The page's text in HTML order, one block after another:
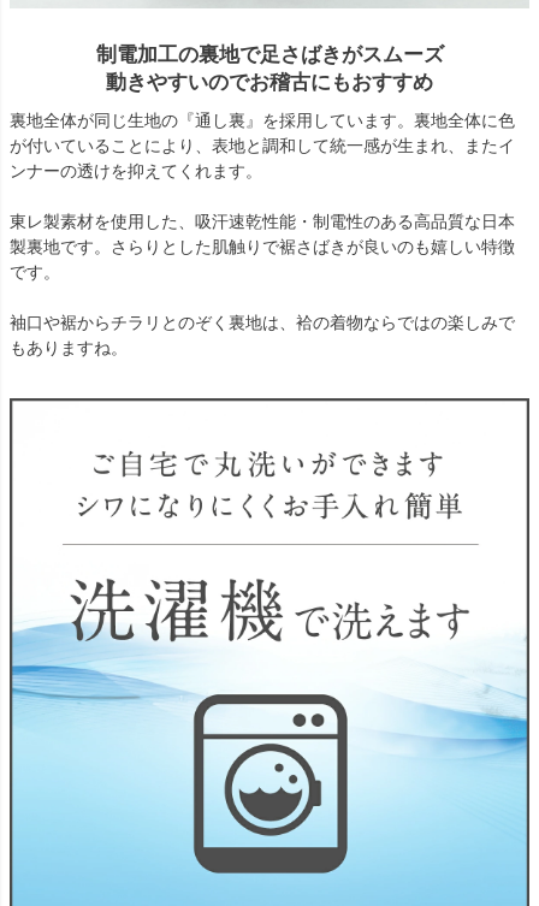
制電加工の裏地で足さばきがスムーズ
動きやすいのでお稽古にもおすすめ
裏地全体が同じ生地の『通し裏』を採用しています。裏地全体に色
が付いていることにより、表地と調和して統一感が生まれ、またイ
ンナーの透けを抑えてくれます。
東レ製素材を使用した、吸汗速乾性能・制電性のある高品質な日本
製裏地です。さらりとした肌触りで裾さばきが良いのも嬉しい特徴
です。
袖口や裾からチラリとのぞく裏地は、袷の着物ならではの楽しみで
もありますね。